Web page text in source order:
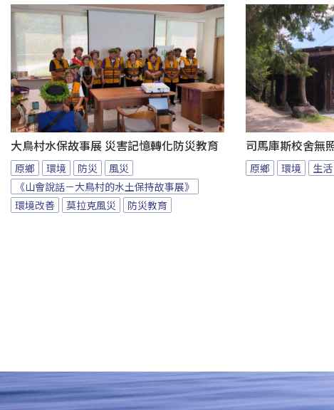
大鳥村水保故事展 災害記憶轉化防災教育
原鄉 環境 防災
風災
《山會說話－大鳥村的水土保持故事展》
環境改善
莫拉克風災 防災教育
司馬庫斯校舍無
原鄉 環境 生活